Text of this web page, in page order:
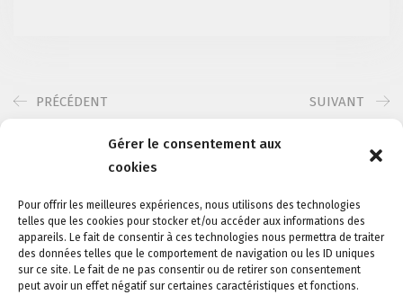
Gérer le consentement aux
cookies
Pour offrir les meilleures expériences, nous utilisons des technologies
telles que les cookies pour stocker et/ou accéder aux informations des
appareils. Le fait de consentir à ces technologies nous permettra de traiter
des données telles que le comportement de navigation ou les ID uniques
sur ce site. Le fait de ne pas consentir ou de retirer son consentement
peut avoir un effet négatif sur certaines caractéristiques et fonctions.
PRÉCÉDENT SUIVANT